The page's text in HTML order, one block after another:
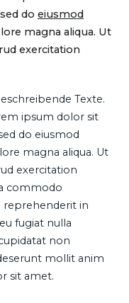
do eiusmod
magna aliqua. Ut
exercitation
Texte.
ipsum dolor sit
do eiusmod
magna aliqua. Ut
exercitation
commodo
reprehenderit in
fugiat nulla
non
mollit anim
sit amet.